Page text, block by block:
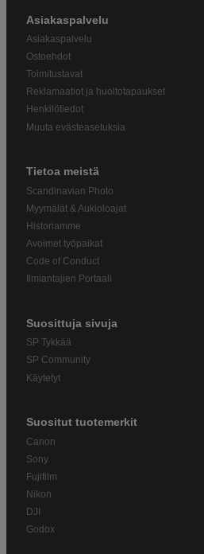
Asiakaspalvelu
Asiakaspalvelu
Ostoehdot
Toimitustavat
Reklamaatiot ja huoltotapaukset
Henkilötiedot
Muuta evästeasetuksia
Tietoa meistä
Scandinavian Photo
Myymälät & Aukioloajat
Historiamme
Avoimet työpaikat
Code of Conduct
Ilmiantajien Portaali
Suosittuja sivuja
SP Tykkää
SP Community
Käytetyt
Suositut tuotemerkit
Canon
Sony
Fujifilm
Nikon
DJI
Godox